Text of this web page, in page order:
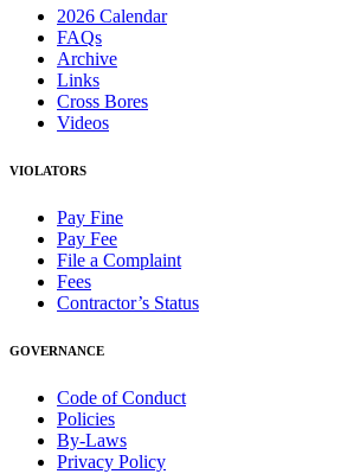
2026 Calendar
FAQs
Archive
Links
Cross Bores
Videos
VIOLATORS
Pay Fine
Pay Fee
File a Complaint
Fees
Contractor’s Status
GOVERNANCE
Code of Conduct
Policies
By-Laws
Privacy Policy